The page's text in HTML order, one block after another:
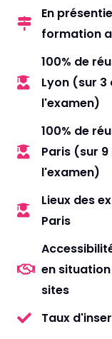
En
formation
100% de
Lyon (sur
l'examen)
100% de
Paris (sur
l'examen)
Lieux des
Paris
en
sites
Taux